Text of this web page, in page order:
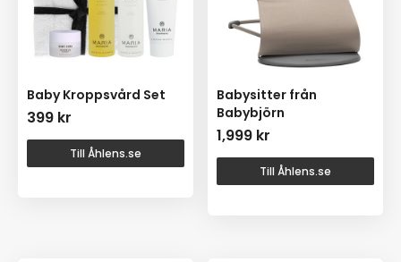
Baby Kroppsvård Set
399 kr
Till Åhlens.se
Babysitter från
Babybjörn
1,999 kr
Till Åhlens.se